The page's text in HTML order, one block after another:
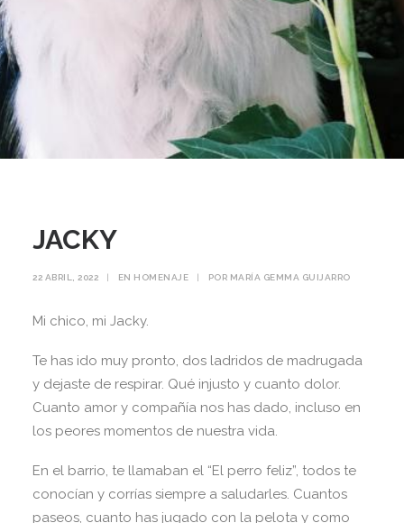
JACKY
22 ABRIL, 2022 | EN HOMENAJE | POR MARÍA GEMMA GUIJARRO
Mi chico, mi Jacky.
Te has ido muy pronto, dos ladridos de madrugada
y dejaste de respirar. Qué injusto y cuanto dolor.
Cuanto amor y compañía nos has dado, incluso en
los peores momentos de nuestra vida.
En el barrio, te llamaban el “El perro feliz”, todos te
conocían y corrías siempre a saludarles. Cuantos
paseos, cuanto has jugado con la pelota y como